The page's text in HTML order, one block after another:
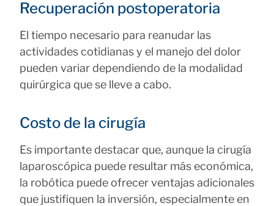
Recuperación postoperatoria
El tiempo necesario para reanudar las
actividades cotidianas y el manejo del dolor
pueden variar dependiendo de la modalidad
quirúrgica que se lleve a cabo.
Costo de la cirugía
Es importante destacar que, aunque la cirugía
laparoscópica puede resultar más económica,
la robótica puede ofrecer ventajas adicionales
que justifiquen la inversión, especialmente en